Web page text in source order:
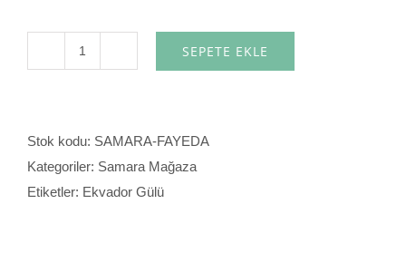
SEPETE EKLE
Stok kodu: SAMARA-FAYEDA
Kategoriler: Samara Mağaza
Etiketler: Ekvador Gülü